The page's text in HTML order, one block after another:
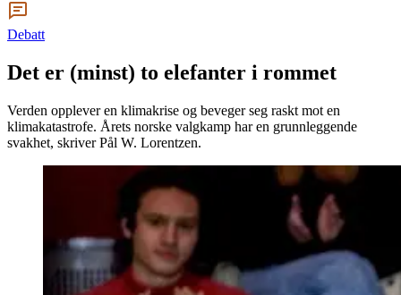
Debatt
Det er (minst) to elefanter i rommet
Verden opplever en klimakrise og beveger seg raskt mot en
klimakatastrofe. Årets norske valgkamp har en grunnleggende
svakhet, skriver Pål W. Lorentzen.